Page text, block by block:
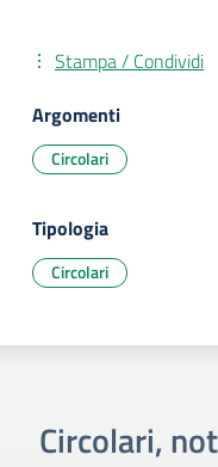
Stampa / Condividi
Argomenti
Circolari
Tipologia
Circolari
Circolari,